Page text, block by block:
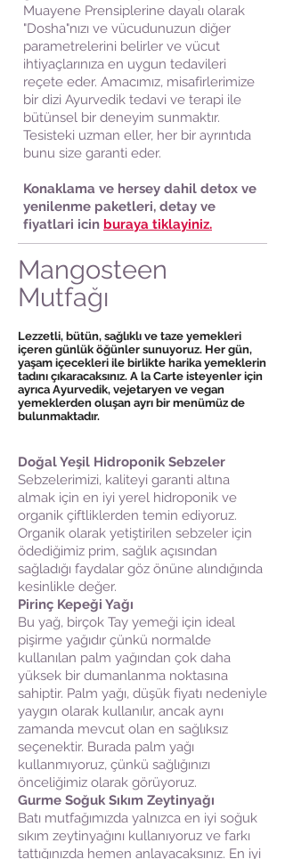
Muayene Prensiplerine dayalı olarak
"Dosha"nızı ve vücudunuzun diğer
parametrelerini belirler ve vücut
ihtiyaçlarınıza en uygun tedavileri
reçete eder. Amacımız, misafirlerimize
bir dizi Ayurvedik tedavi ve terapi ile
bütünsel bir deneyim sunmaktır.
Tesisteki uzman eller, her bir ayrıntıda
bunu size garanti eder.
Konaklama ve hersey dahil detox ve
yenilenme paketleri, detay ve
fiyatlari icin buraya tiklayiniz.
Mangosteen
Mutfağı
Project Name
Lezzetli, bütün, sağlıklı ve taze yemekleri
içeren günlük öğünler sunuyoruz. Her gün,
yaşam içecekleri ile birlikte harika yemeklerin
tadını çıkaracaksınız. A la Carte isteyenler için
ayrıca Ayurvedik, vejetaryen ve vegan
yemeklerden oluşan ayrı bir menümüz de
bulunmaktadır.
Doğal Yeşil Hidroponik Sebzeler
Sebzelerimizi, kaliteyi garanti altına
almak için en iyi yerel hidroponik ve
organik çiftliklerden temin ediyoruz.
Organik olarak yetiştirilen sebzeler için
ödediğimiz prim, sağlık açısından
sağladığı faydalar göz önüne alındığında
kesinlikle değer.
Pirinç Kepeği Yağı
Bu yağ, birçok Tay yemeği için ideal
pişirme yağıdır çünkü normalde
kullanılan palm yağından çok daha
yüksek bir dumanlanma noktasına
sahiptir. Palm yağı, düşük fiyatı nedeniyle
yaygın olarak kullanılır, ancak aynı
zamanda mevcut olan en sağlıksız
seçenektir. Burada palm yağı
kullanmıyoruz, çünkü sağlığınızı
önceliğimiz olarak görüyoruz.
Gurme Soğuk Sıkım Zeytinyağı
Batı mutfağımızda yalnızca en iyi soğuk
sıkım zeytinyağını kullanıyoruz ve farkı
tattığınızda hemen anlayacaksınız. En iyi